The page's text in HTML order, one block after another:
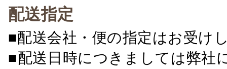
配送指定
■配送会社・便の指定はお受け
■配送日時につきましては弊社